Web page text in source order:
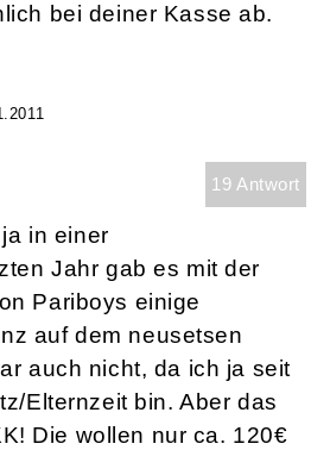
bei deiner Kasse ab.
19 Antwort
in einer
Jahr gab es mit der
Pariboys einige
auf dem neusetsen
auch nicht, da ich ja seit
Elternzeit bin. Aber das
Die wollen nur ca. 120€